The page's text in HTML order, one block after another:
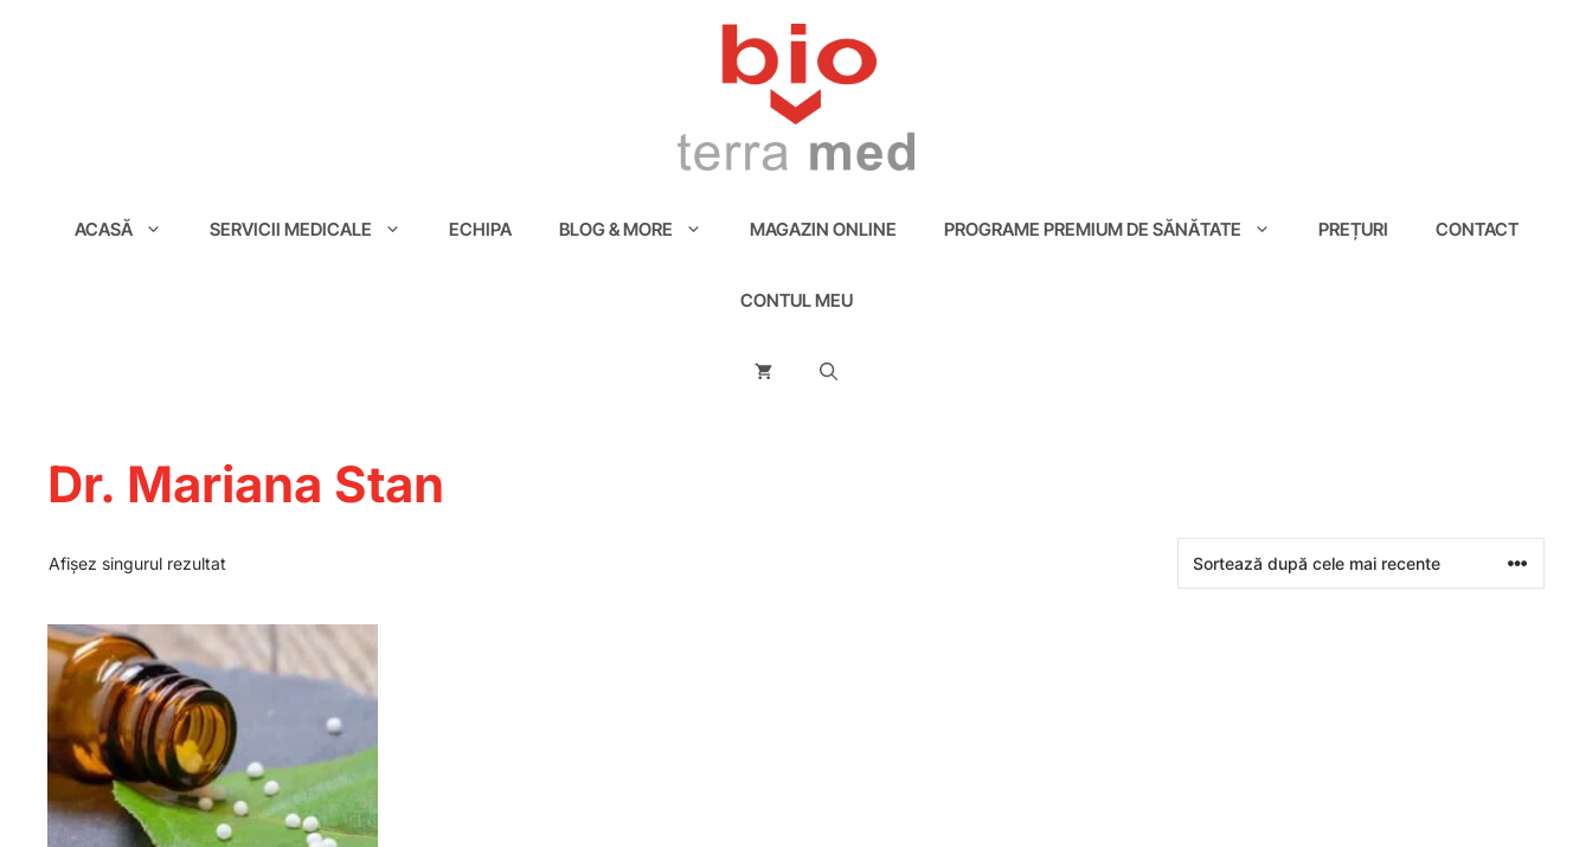
ACASĂ SERVICII MEDICALE ECHIPA BLOG & MORE MAGAZIN ONLINE PROGRAME PREMIUM DE SĂNĂTATE PREȚURI CONTACT
CONTUL MEU
Dr. Mariana Stan
Afișez singurul rezultat